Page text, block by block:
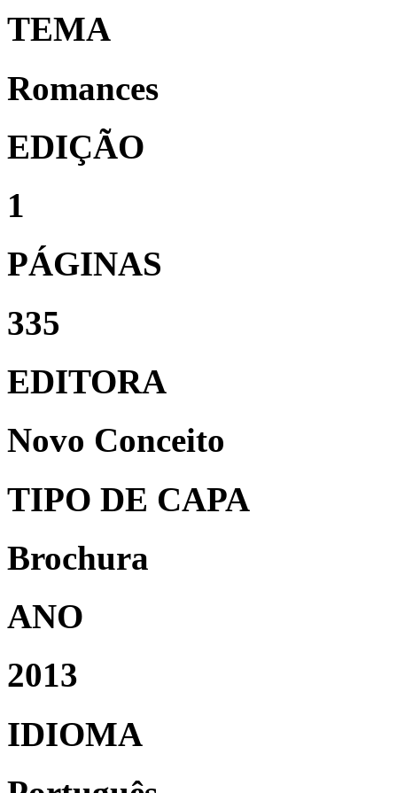
TEMA
Romances
EDIÇÃO
1
PÁGINAS
335
EDITORA
Novo Conceito
TIPO DE CAPA
Brochura
ANO
2013
IDIOMA